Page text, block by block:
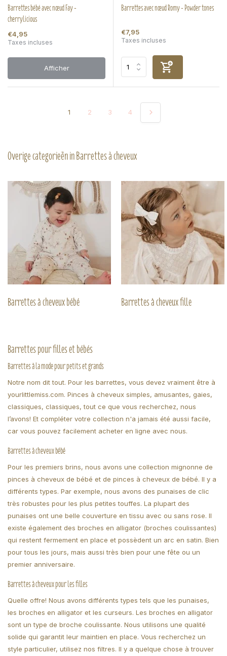
Barrettes bébé avec nœud Fay -
cherrylicious
€4,95
Taxes incluses
Afficher
Barrettes avec nœud Romy - Powder tones
€7,95
Taxes incluses
1 2 3 4
Overige categorieën in Barrettes à cheveux
Barrettes à cheveux bébé Barrettes à cheveux fille
Barrettes pour filles et bébés
Barrettes à la mode pour petits et grands
Notre nom dit tout. Pour les barrettes, vous devez vraiment être à
yourlittlemiss.com. Pinces à cheveux simples, amusantes, gaies,
classiques, classiques, tout ce que vous recherchez, nous
l’avons! Et compléter votre collection n'a jamais été aussi facile,
car vous pouvez facilement acheter en ligne avec nous.
Barrettes à cheveux bébé
Pour les premiers brins, nous avons une collection mignonne de
pinces à cheveux de bébé et de pinces à cheveux de bébé. Il y a
différents types. Par exemple, nous avons des punaises de clic
très robustes pour les plus petites touffes. La plupart des
punaises ont une belle couverture en tissu avec ou sans rose. Il
existe également des broches en alligator (broches coulissantes)
qui restent fermement en place et possèdent un arc en satin. Bien
pour tous les jours, mais aussi très bien pour une fête ou un
premier anniversaire.
Barrettes à cheveux pour les filles
Quelle offre! Nous avons différents types tels que les punaises,
les broches en alligator et les curseurs. Les broches en alligator
sont un type de broche coulissante. Nous utilisons une qualité
solide qui garantit leur maintien en place. Vous recherchez un
style particulier, utilisez nos filtres. Il y a quelque chose à trouver